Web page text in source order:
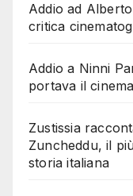
Addio ad
critica
Addio a Ninni
portava il
Zustissia
Zuncheddu, il
storia italiana